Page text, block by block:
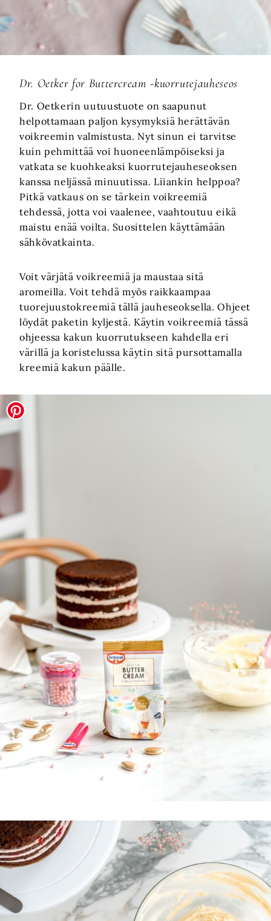
Dr. Oetker for Buttercream -kuorrutejauheseos
Dr. Oetkerin uutuustuote on saapunut
helpottamaan paljon kysymyksiä herättävän
voikreemin valmistusta. Nyt sinun ei tarvitse
kuin pehmittää voi huoneenlämpöiseksi ja
vatkata se kuohkeaksi kuorrutejauheseoksen
kanssa neljässä minuutissa. Liiankin helppoa?
Pitkä vatkaus on se tärkein voikreemiä
tehdessä, jotta voi vaalenee, vaahtoutuu eikä
maistu enää voilta. Suosittelen käyttämään
sähkövatkainta.
Voit värjätä voikreemiä ja maustaa sitä
aromeilla. Voit tehdä myös raikkaampaa
tuorejuustokreemiä tällä jauheseoksella. Ohjeet
löydät paketin kyljestä. Käytin voikreemiä tässä
ohjeessa kakun kuorrutukseen kahdella eri
värillä ja koristelussa käytin sitä pursottamalla
kreemiä kakun päälle.